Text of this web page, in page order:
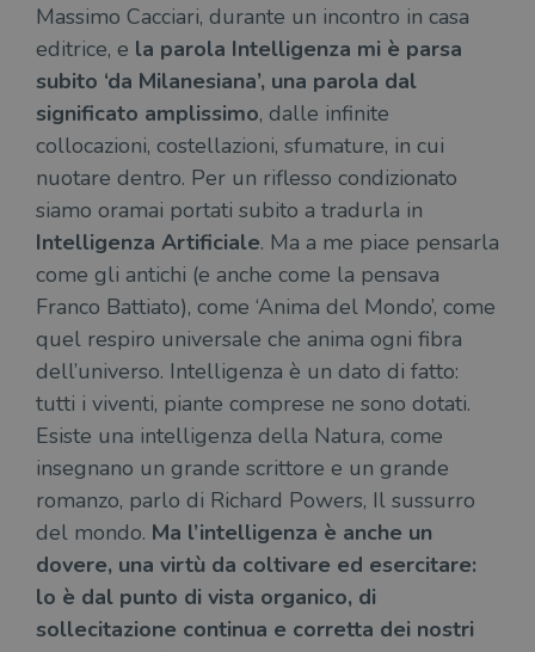
Massimo Cacciari, durante un incontro in casa
editrice, e la parola Intelligenza mi è parsa
subito ‘da Milanesiana’, una parola dal
significato amplissimo, dalle infinite
collocazioni, costellazioni, sfumature, in cui
nuotare dentro. Per un riflesso condizionato
siamo oramai portati subito a tradurla in
Intelligenza Artificiale. Ma a me piace pensarla
come gli antichi (e anche come la pensava
Franco Battiato), come ‘Anima del Mondo’, come
quel respiro universale che anima ogni fibra
dell’universo. Intelligenza è un dato di fatto:
tutti i viventi, piante comprese ne sono dotati.
Esiste una intelligenza della Natura, come
insegnano un grande scrittore e un grande
romanzo, parlo di Richard Powers, Il sussurro
del mondo. Ma l’intelligenza è anche un
dovere, una virtù da coltivare ed esercitare:
lo è dal punto di vista organico, di
sollecitazione continua e corretta dei nostri